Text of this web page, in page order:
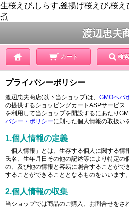
生桜えび,しらす,釜揚げ桜えび,桜
煮
渡辺忠夫
カート 検
プライバシーポリシー
渡辺忠夫商店(以下当ショップ)は、 GMOペパ
の提供するショッピングカートASPサービス
を利用して当ショップを開設するにあたり
バシー・ポリシーに則った個人情報の取扱い
1.個人情報の定義
「個人情報」とは、生存する個人に関する
氏名、生年月日その他の記述等により特定の
の、及び他の情報と容易に照合することがで
することができることとなるものをいいます。
2.個人情報の収集
当ショップでは商品のご購入、お問合せをさ